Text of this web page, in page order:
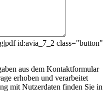
id:avia_7_2 class="button"
aus dem Kontaktformular
erhoben und verarbeitet
mit Nutzerdaten finden Sie in